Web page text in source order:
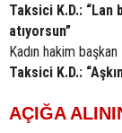
Taksici K.D.: “Lan
atıyorsun”
Kadın hakim
Taksici K.D.:
AÇIĞA